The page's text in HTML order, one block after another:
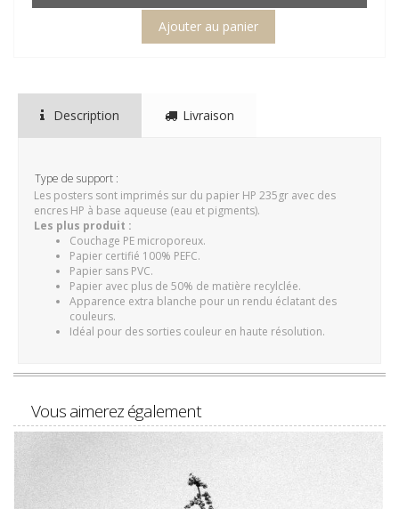
Description Livraison
Type de support :
Les posters sont imprimés sur du papier HP 235gr avec des
encres HP à base aqueuse (eau et pigments).
Les plus produit :
Couchage PE microporeux.
Papier certifié 100% PEFC.
Papier sans PVC.
Papier avec plus de 50% de matière recylclée.
Apparence extra blanche pour un rendu éclatant des
couleurs.
Idéal pour des sorties couleur en haute résolution.
Vous aimerez également